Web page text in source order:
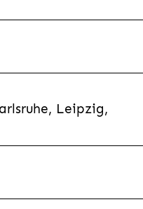
Leipzig,